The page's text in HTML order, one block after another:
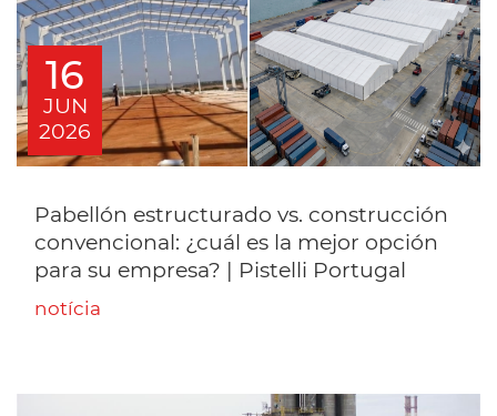
16
JUN
2026
Pabellón estructurado vs. construcción
convencional: ¿cuál es la mejor opción
para su empresa? | Pistelli Portugal
notícia